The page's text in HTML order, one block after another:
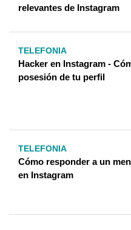
relevantes de Instagram
TELEFONIA
Hacker en Instagram -
posesión de tu perfil
TELEFONIA
Cómo responder a un
en Instagram